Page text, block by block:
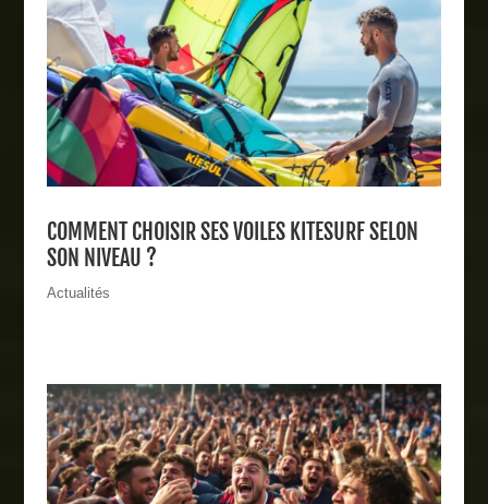
COMMENT CHOISIR SES VOILES KITESURF SELON
SON NIVEAU ?
Actualités